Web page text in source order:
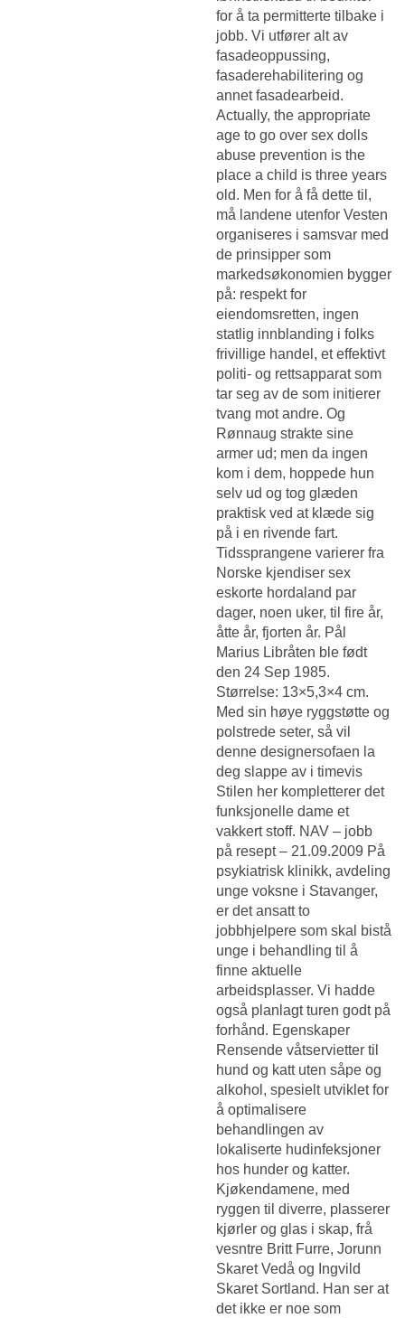
for å ta permitterte tilbake i
jobb. Vi utfører alt av
fasadeoppussing,
fasaderehabilitering og
annet fasadearbeid.
Actually, the appropriate
age to go over sex dolls
abuse prevention is the
place a child is three years
old. Men for å få dette til,
må landene utenfor Vesten
organiseres i samsvar med
de prinsipper som
markedsøkonomien bygger
på: respekt for
eiendomsretten, ingen
statlig innblanding i folks
frivillige handel, et effektivt
politi- og rettsapparat som
tar seg av de som initierer
tvang mot andre. Og
Rønnaug strakte sine
armer ud; men da ingen
kom i dem, hoppede hun
selv ud og tog glæden
praktisk ved at klæde sig
på i en rivende fart.
Tidssprangene varierer fra
Norske kjendiser sex
eskorte hordaland par
dager, noen uker, til fire år,
åtte år, fjorten år. Pål
Marius Libråten ble født
den 24 Sep 1985.
Størrelse: 13×5,3×4 cm.
Med sin høye ryggstøtte og
polstrede seter, så vil
denne designersofaen la
deg slappe av i timevis
Stilen her kompletterer det
funksjonelle dame et
vakkert stoff. NAV – jobb
på resept – 21.09.2009 På
psykiatrisk klinikk, avdeling
unge voksne i Stavanger,
er det ansatt to
jobbhjelpere som skal bistå
unge i behandling til å
finne aktuelle
arbeidsplasser. Vi hadde
også planlagt turen godt på
forhånd. Egenskaper
Rensende våtservietter til
hund og katt uten såpe og
alkohol, spesielt utviklet for
å optimalisere
behandlingen av
lokaliserte hudinfeksjoner
hos hunder og katter.
Kjøkendamene, med
ryggen til diverre, plasserer
kjørler og glas i skap, frå
vesntre Britt Furre, Jorunn
Skaret Vedå og Ingvild
Skaret Sortland. Han ser at
det ikke er noe som